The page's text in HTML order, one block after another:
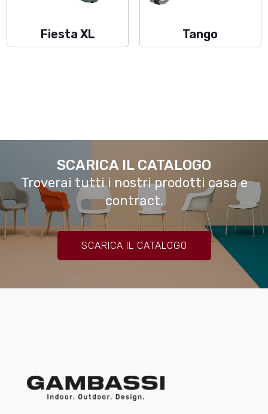
Fiesta XL Tango
SCARICA IL CATALOGO
Troverai tutti i nostri prodotti casa e
contract.
SCARICA IL CATALOGO